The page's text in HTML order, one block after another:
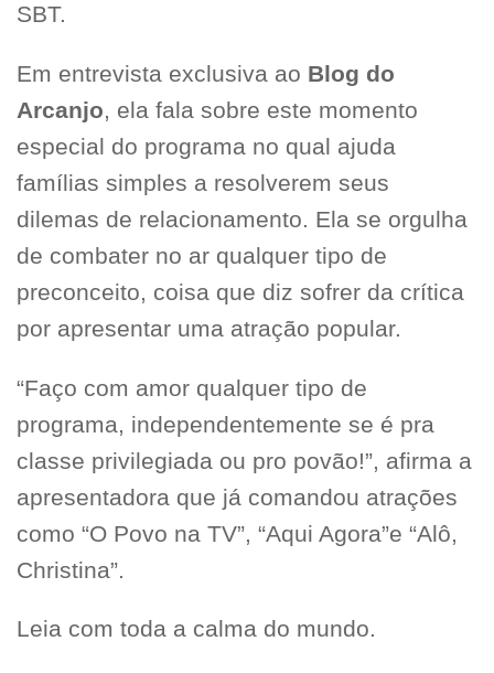
SBT.
Em entrevista exclusiva ao Blog do
Arcanjo, ela fala sobre este momento
especial do programa no qual ajuda
famílias simples a resolverem seus
dilemas de relacionamento. Ela se orgulha
de combater no ar qualquer tipo de
preconceito, coisa que diz sofrer da crítica
por apresentar uma atração popular.
“Faço com amor qualquer tipo de
programa, independentemente se é pra
classe privilegiada ou pro povão!”, afirma a
apresentadora que já comandou atrações
como “O Povo na TV”, “Aqui Agora”e “Alô,
Christina”.
Leia com toda a calma do mundo.